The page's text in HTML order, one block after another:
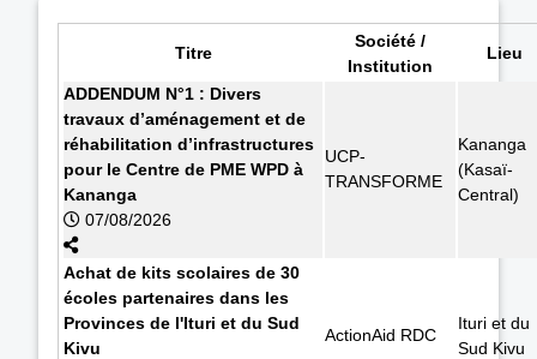
Titre
Société /
Institution
Lieu
ADDENDUM N°1 : Divers
travaux d’aménagement et de
réhabilitation d’infrastructures
pour le Centre de PME WPD à
Kananga
07/08/2026
UCP-
TRANSFORME
Kananga
(Kasaï-
Central)
Achat de kits scolaires de 30
écoles partenaires dans les
Provinces de l'Ituri et du Sud
Kivu
ActionAid RDC
Ituri et du
Sud Kivu